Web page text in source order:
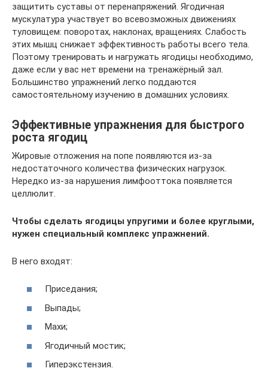
защитить суставы от перенапряжений. Ягодичная
мускулатура участвует во всевозможных движениях
туловищем: поворотах, наклонах, вращениях. Слабость
этих мышц снижает эффективность работы всего тела.
Поэтому тренировать и нагружать ягодицы необходимо,
даже если у вас нет времени на тренажёрный зал.
Большинство упражнений легко поддаются
самостоятельному изучению в домашних условиях.
Эффективные упражнения для быстрого
роста ягодиц
Жировые отложения на попе появляются из-за
недостаточного количества физических нагрузок.
Нередко из-за нарушения лимфооттока появляется
целлюлит.
Чтобы сделать ягодицы упругими и более круглыми,
нужен специальный комплекс упражнений.
В него входят:
Приседания;
Выпады;
Махи;
Ягодичный мостик;
Гиперэкстензия.